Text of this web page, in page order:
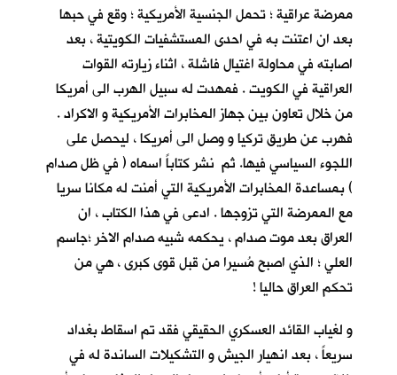
ممرضة عراقية ؛ تحمل الجنسية الأمريكية ؛ وقع في حبها
بعد ان اعتنت به في احدى المستشفيات الكويتية ، بعد
اصابته في محاولة اغتيال فاشلة ، اثناء زيارته القوات
العراقية في الكويت . فمهدت له سبيل الهرب الى أمريكا
من خلال تعاون بين جهاز المخابرات الأمريكية و الاكراد .
فهرب عن طريق تركيا و وصل الى أمريكا ، ليحصل على
اللجوء السياسي فيها. ثم نشر كتاباً اسماه ( في ظل صدام
) بمساعدة المخابرات الأمريكية التي أمنت له مكانا سريا
مع الممرضة التي تزوجها . ادعى في هذا الكتاب ، ان
العراق بعد موت صدام ، يحكمه شبيه صدام الاخر ؛جاسم
العلي ؛ الذي اصبح مُسيرا من قبل قوى كبرى ، هي من
تحكم العراق حاليا !
و لغياب القائد العسكري الحقيقي فقد تم اسقاط بغداد
سريعاً ، بعد انهيار الجيش و التشكيلات الساندة له في